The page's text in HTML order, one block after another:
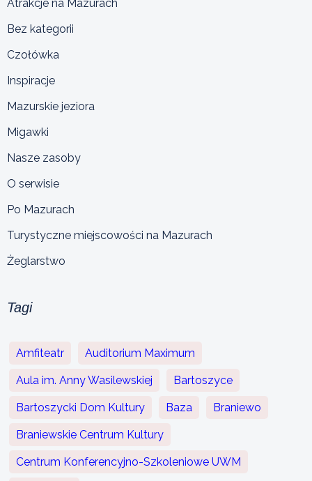
Atrakcje na Mazurach
Bez kategorii
Czołówka
Inspiracje
Mazurskie jeziora
Migawki
Nasze zasoby
O serwisie
Po Mazurach
Turystyczne miejscowości na Mazurach
Żeglarstwo
Tagi
Amfiteatr Auditorium Maximum
Aula im. Anny Wasilewskiej Bartoszyce
Bartoszycki Dom Kultury Baza Braniewo
Braniewskie Centrum Kultury
Centrum Konferencyjno-Szkoleniowe UWM